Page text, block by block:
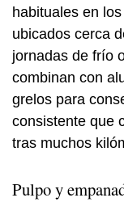
habituales en
ubicados cerca
jornadas de frío
combinan con
grelos para
consistente que
tras muchos
Pulpo y